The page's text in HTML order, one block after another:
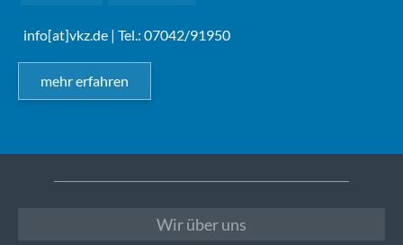
info[at]vkz.de | Tel.: 07042/91950
mehr erfahren
Wir über uns